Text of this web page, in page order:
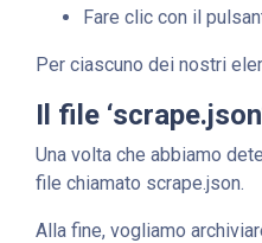
Fare clic con il
Per ciascuno dei nostri
Il file
Una volta che abbiamo
file chiamato scrape.json.
Alla fine, vogliamo